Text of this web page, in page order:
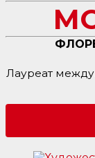
Лауреат